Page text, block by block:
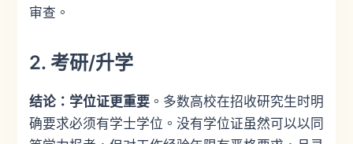
审查。
2. 考研/升学
结论：学位证更重要。多数高校在招收研究生时明
确要求必须有学士学位。没有学位证虽然可以以同